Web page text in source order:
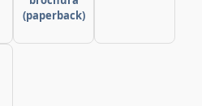
(paperback)